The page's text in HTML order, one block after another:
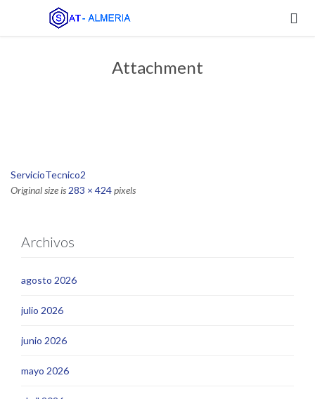

Attachment
ServicioTecnico2
Original size is 283 × 424pixels
Archivos
agosto 2026
julio 2026
junio 2026
mayo 2026